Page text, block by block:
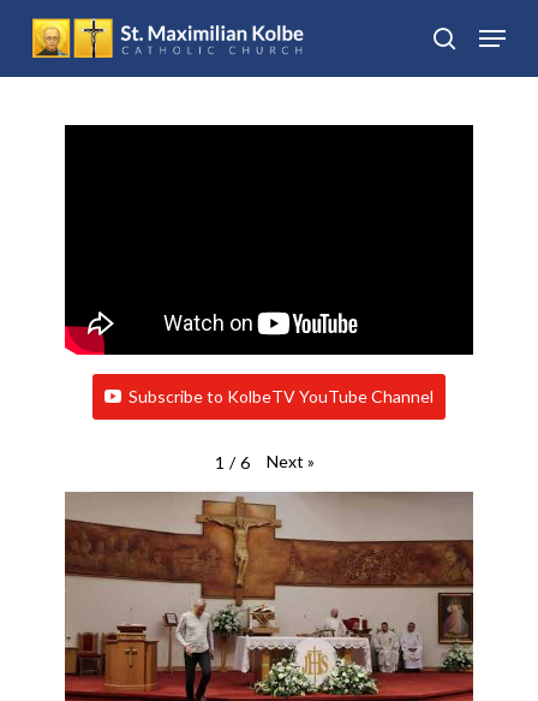
main
search
Menu
Subscribe to KolbeTV YouTube Channel
1 / 6 Next »
Close